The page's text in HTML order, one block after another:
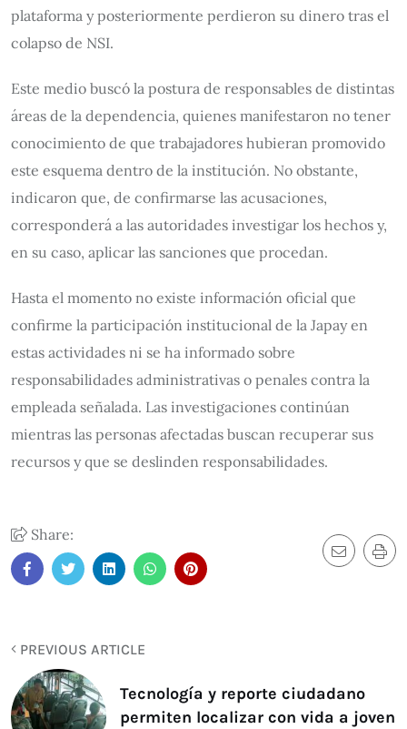
plataforma y posteriormente perdieron su dinero tras el
colapso de NSI.
Este medio buscó la postura de responsables de distintas
áreas de la dependencia, quienes manifestaron no tener
conocimiento de que trabajadores hubieran promovido
este esquema dentro de la institución. No obstante,
indicaron que, de confirmarse las acusaciones,
corresponderá a las autoridades investigar los hechos y,
en su caso, aplicar las sanciones que procedan.
Hasta el momento no existe información oficial que
confirme la participación institucional de la Japay en
estas actividades ni se ha informado sobre
responsabilidades administrativas o penales contra la
empleada señalada. Las investigaciones continúan
mientras las personas afectadas buscan recuperar sus
recursos y que se deslinden responsabilidades.
Share:
PREVIOUS ARTICLE
Tecnología y reporte ciudadano
permiten localizar con vida a joven